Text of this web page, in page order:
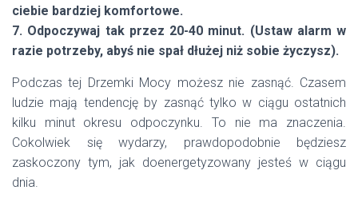
ciebie bardziej komfortowe.
7. Odpoczywaj tak przez 20-40 minut. (Ustaw alarm w
razie potrzeby, abyś nie spał dłużej niż sobie życzysz).
Podczas tej Drzemki Mocy możesz nie zasnąć. Czasem
ludzie mają tendencję by zasnąć tylko w ciągu ostatnich
kilku minut okresu odpoczynku. To nie ma znaczenia.
Cokolwiek się wydarzy, prawdopodobnie będziesz
zaskoczony tym, jak doenergetyzowany jesteś w ciągu
dnia.